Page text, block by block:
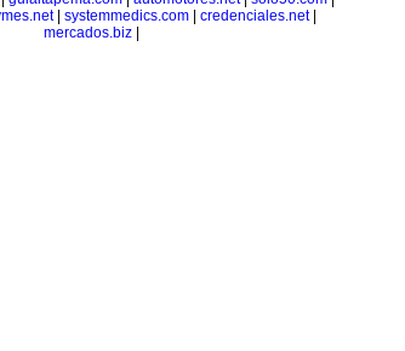
| systemmedics.com credenciales.net|
mercados.biz|